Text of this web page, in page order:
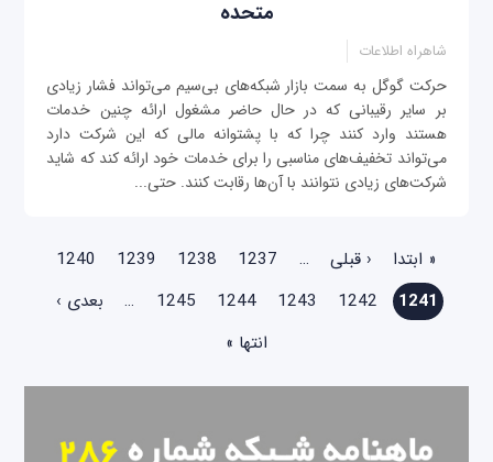
متحده
شاهراه اطلاعات
حرکت گوگل به سمت بازار شبکه‌های بی‌سیم می‌تواند فشار زیادی
بر سایر رقیبانی که در حال حاضر مشغول ارائه چنین خدمات
هستند وارد کنند چرا که با پشتوانه مالی که این شرکت دارد
می‌تواند تخفیف‌های مناسبی را برای خدمات خود ارائه کند که شاید
شرکت‌های زیادی نتوانند با آن‌ها رقابت کنند. حتی...
صفحه‌ها
« ابتدا ‹ قبلی …
1237
1238
1239
1240
1241
1242
1243
1244
1245
…
بعدی ›
انتها »